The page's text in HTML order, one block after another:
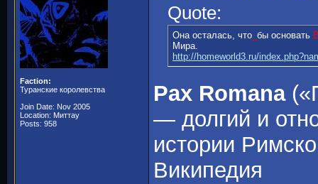
Faction:
Туранские королевства
Join Date: Nov 2005
Location: Миттау
Posts: 958
Quote:
Она осталась, что бы основать
Мира.
http://homeworld3.ru/
Pax Romana
— долгий и
истории
Википедия